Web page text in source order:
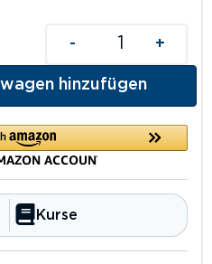
- +
hinzufügen
Kurse